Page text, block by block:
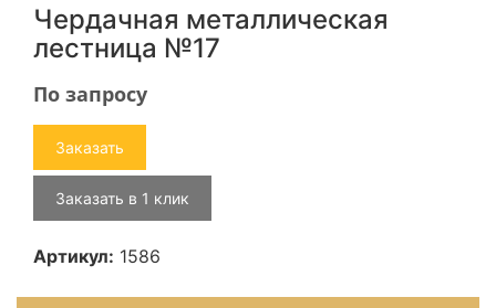
Чердачная металлическая
лестница №17
По запросу
Заказать
Заказать в 1 клик
Артикул: 1586